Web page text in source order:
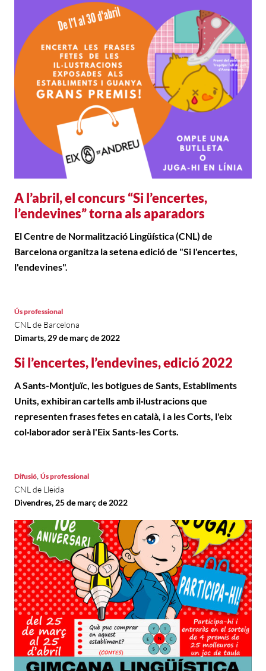
A l’abril, el concurs “Si l’encertes,
l’endevines” torna als aparadors
El Centre de Normalització Lingüística (CNL) de
Barcelona organitza la setena edició de "Si l'encertes,
l'endevines".
Si l’encertes, l’endevines, edició 2022
Ús professional
CNL de Barcelona
Dimarts, 29 de març de 2022
A Sants-Montjuïc, les botigues de Sants, Establiments
Units, exhibiran cartells amb il·lustracions que
representen frases fetes en català, i a les Corts, l'eix
col·laborador serà l'Eix Sants-les Corts.
Difusió, Ús professional
CNL de Lleida
Divendres, 25 de març de 2022